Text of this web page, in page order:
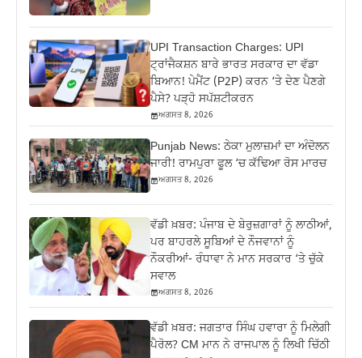
UPI Transaction Charges: UPI
ਟ੍ਰਾਂਜੈਕਸ਼ਨ ਬਾਰੇ ਭਾਰਤ ਸਰਕਾਰ ਦਾ ਵੱਡਾ
ਬਿਆਨ! ਪੇਮੈਂਟ (P2P) ਕਰਨ ‘ਤੇ ਦੇਣ ਪੈਣਗੇ
ਪੈਸੇ? ਪੜ੍ਹੋ ਸਪੱਸ਼ਟੀਕਰਨ
ਅਗਸਤ 8, 2026
Punjab News: ਠੇਕਾ ਮੁਲਾਜ਼ਮਾਂ ਦਾ ਅੰਦੋਲਨ
ਜਾਰੀ! ਰਾਮਪੁਰਾ ਫੂਲ ‘ਚ ਕੱਢਿਆ ਰੋਸ ਮਾਰਚ
ਅਗਸਤ 8, 2026
ਵੱਡੀ ਖ਼ਬਰ: ਪੰਜਾਬ ਦੇ ਬੇਰੁਜ਼ਗਾਰਾਂ ਨੂੰ ਲਾਠੀਆਂ,
ਪਰ ਬਾਹਰਲੇ ਸੂਬਿਆਂ ਦੇ ਨੌਜਵਾਨਾਂ ਨੂੰ
ਨੌਕਰੀਆਂ- ਰੰਧਾਵਾ ਨੇ ਮਾਨ ਸਰਕਾਰ ‘ਤੇ ਚੁੱਕੇ
ਸਵਾਲ
ਅਗਸਤ 8, 2026
ਵੱਡੀ ਖ਼ਬਰ: ਜਗਤਾਰ ਸਿੰਘ ਹਵਾਰਾ ਨੂੰ ਮਿਲੇਗੀ
ਪੈਰੋਲ? CM ਮਾਨ ਨੇ ਰਾਜਪਾਲ ਨੂੰ ਲਿਖੀ ਚਿੱਠੀ